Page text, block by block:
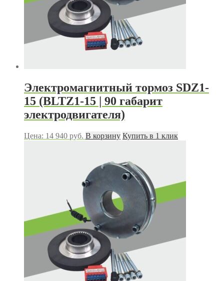
Электромагнитный тормоз SDZ1-
15 (BLTZ1-15 | 90 габарит
электродвигателя)
Цена: 14 940 руб. В корзину Купить в 1 клик